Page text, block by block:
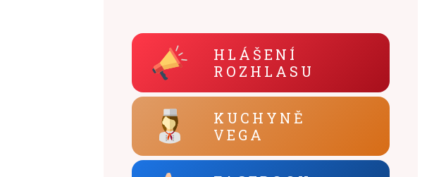
HLÁŠENÍ
ROZHLASU
KUCHYNĚ
VEGA